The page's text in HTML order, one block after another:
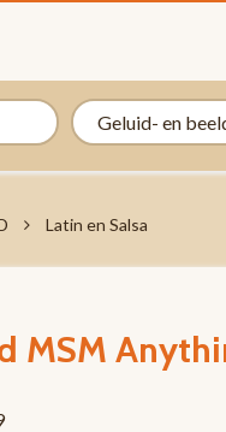
Latin en Salsa
MSM